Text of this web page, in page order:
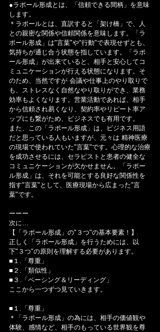
●ラポール形成とは、「信頼できる間柄」を意味
します。
＊ラポールとは、直訳すると「架け橋」で、人
との親密な関係や信頼関係を意味します。「ラ
ポール形成」は"言葉"や"行動"で表現せずとも、
気持ちが通じ合う状態を指しています。「ラポ
ール形成」が出来ていると、相手と安心してコ
ミュニケーションが行える状態になります。そ
のため、当然ですが 会議や仕事上のやり取りで
も、ストレスなく自然なやり取りができ、業務
効率もよくなります。営業活動であれば、相手
から信頼され易くなり、契約率やリピート率ア
ップにも繋がため、ビジネスでも有用です。
また、この「ラポール形成」は、ビジネス用語
だと思っている人もいますが、元々は 精神医療
の現場で使われていた"言葉"です。心理的な治療
を成功させるには、セラピストと患者の健全な
コミュニケーションが欠かせません。「ラポー
ル形成」は、それを可能とする良好な関係性を
指す"言葉"として、医療現場から広まった"言
葉"です。
ーーー
次に…
【「ラポール形成」の"３つ"の基本要素！】
正しく「ラポール形成」を行うためには、以
下"３つ"の原則を理解する必要があります。
■１.「尊重」
■２.「類似性」
■３.「ペーシング＆リーディング」
ここから一つずつ見ていきます。
■１.「尊重」
＊「ラポール形成」の為には、相手の価値観や
体験、感情など、相手のもっている世界観を尊